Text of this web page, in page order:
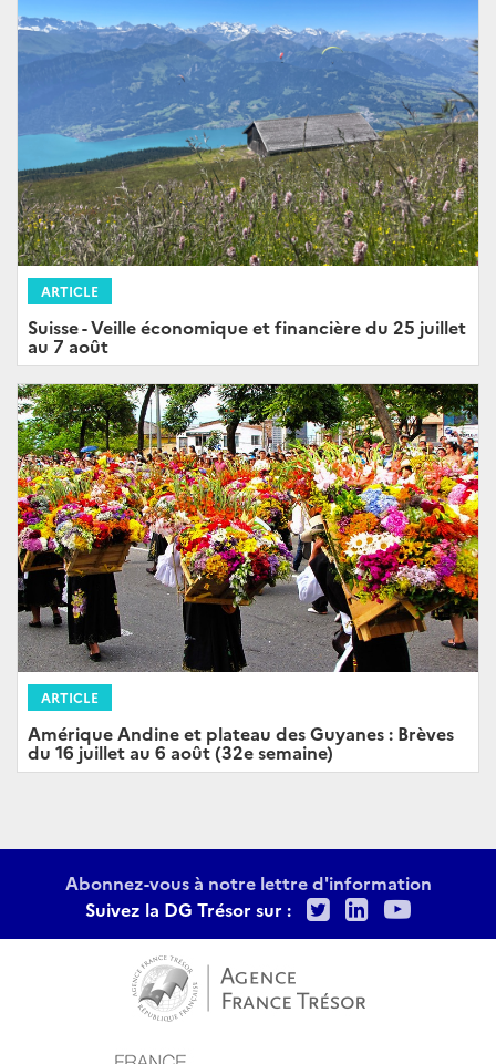
ARTICLE
Suisse - Veille économique et financière du 25 juillet
au 7 août
ARTICLE
Amérique Andine et plateau des Guyanes : Brèves
du 16 juillet au 6 août (32e semaine)
Abonnez-vous à notre lettre d'information
Suivez la DG Trésor sur :
TwitterLinkedIn